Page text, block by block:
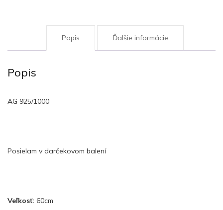
Popis Ďalšie informácie
Popis
AG 925/1000
Posielam v darčekovom balení
Veľkosť: 60cm